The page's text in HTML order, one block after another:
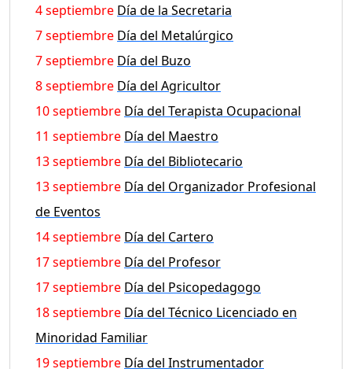
4 septiembre Día de la Secretaria
7 septiembre Día del Metalúrgico
7 septiembre Día del Buzo
8 septiembre Día del Agricultor
10 septiembre Día del Terapista Ocupacional
11 septiembre Día del Maestro
13 septiembre Día del Bibliotecario
13 septiembre Día del Organizador Profesional
de Eventos
14 septiembre Día del Cartero
17 septiembre Día del Profesor
17 septiembre Día del Psicopedagogo
18 septiembre Día del Técnico Licenciado en
Minoridad Familiar
19 septiembre Día del Instrumentador